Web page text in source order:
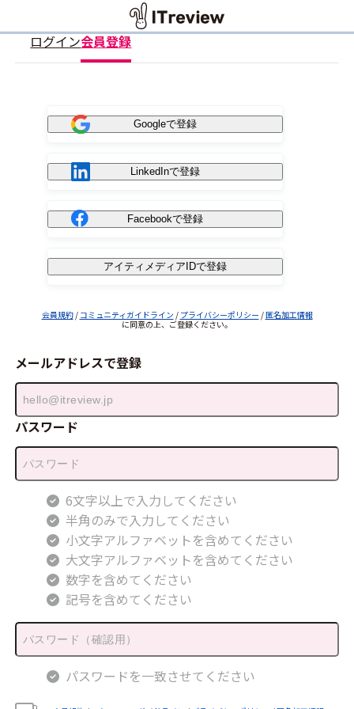
ログイン会員登録
Googleで登録
LinkedInで登録
Facebookで登録
アイティメディアIDで登録
会員規約/ コミュニティガイドライン / プライバシーポリシー /匿名加工情報
に同意の上、ご登録ください。
メールアドレスで登録
パスワード
6文字以上で入力してください
半角のみで入力してください
小文字アルファベットを含めてください
大文字アルファベットを含めてください
数字を含めてください
記号を含めてください
パスワードを一致させてください